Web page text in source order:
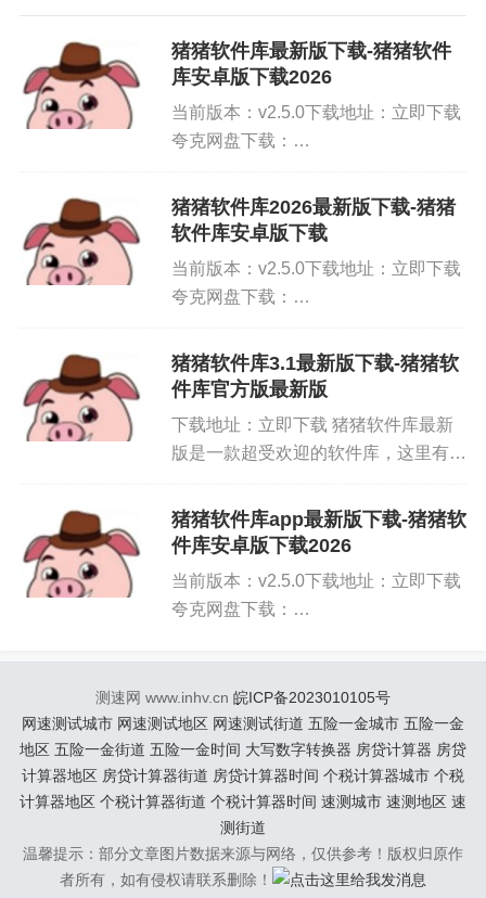
-在平台中轻松下载、安装和管理软件，随时暂停、
开始下载，下载后删除安装包。
-可以对下载的软件进行评价，分享使用感受，了解
-资源类型齐全，基本上想要下载的在这里都是能找
到的，多版本资源带来更多选择。
猪猪软件库最新版界面没有任何的广告，在一个纯
净的界面中自由搜索、下载软件，覆盖的资源类型
全面，每天有各种优质、精品的软件源源不断的上
新中，不同类型的软件清晰分类，上架的资源均经
标签: 猪猪软件库 猪猪软件库3.0官网入口
猪猪软件库网址入口 猪猪软件库2.8下载入口
猪猪软件库2.0.9.46安装 猪猪软件库2.5官网入口
猪猪软件库2.0.9.41安装包
免责声明： 本文内容来自用户上传并发布，站点仅
提供信息存储空间服务，不拥有所有权，不承担相
关法律责任。请核实广告和内容真实性，谨慎使
猪猪软件库最新版下载-猪猪软件
库安卓版下载2026
当前版本：v2.5.0下载地址：立即下载
夸克网盘下载：
度网盘下载：
http://pan.baidu.com/s/1PvlIgZi6...
猪猪软件库2026最新版下载-猪猪
软件库安卓版下载
当前版本：v2.5.0下载地址：立即下载
夸克网盘下载：
度网盘下载：
http://pan.baidu.com/s/1PvlIgZi6...
猪猪软件库3.1最新版下载-猪猪软
件库官方版最新版
下载地址：立即下载 猪猪软件库最新
版是一款超受欢迎的软件库，这里有各
载，不同的软件清晰分类，方便用户浏
览和搜索，提供用户评论功能，在评论
猪猪软件库app最新版下载-猪猪软
件库安卓版下载2026
当前版本：v2.5.0下载地址：立即下载
夸克网盘下载：
度网盘下载：
http://pan.baidu.com/s/1PvlIgZi6...
测速网 www.inhv.cn 皖ICP备2023010105号
网速测试城市 网速测试地区 网速测试街道 五险一金城市 五险一金
地区 五险一金街道 五险一金时间 大写数字转换器 房贷计算器 房贷
计算器地区 房贷计算器街道 房贷计算器时间 个税计算器城市 个税
计算器地区 个税计算器街道 个税计算器时间 速测城市 速测地区 速
测街道
温馨提示：部分文章图片数据来源与网络，仅供参考！版权归原作
者所有，如有侵权请联系删除！